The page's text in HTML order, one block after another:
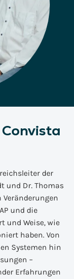
der
und Dr. Thomas
Veränderungen
und die
und Weise, wie
haben. Von
Systemen hin
–
Erfahrungen